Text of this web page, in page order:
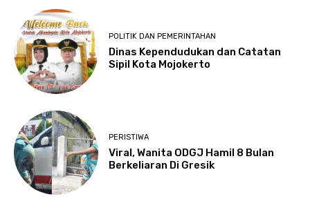
POLITIK DAN PEMERINTAHAN
Dinas Kependudukan dan Catatan
Sipil Kota Mojokerto
PERISTIWA
Viral, Wanita ODGJ Hamil 8 Bulan
Berkeliaran Di Gresik